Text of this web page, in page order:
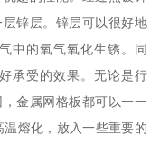
锌层。锌层可以很好地
中的氧气氧化生锈。同
承受的效果。无论是行
金属网格板都可以一一
熔化，放入一些重要的